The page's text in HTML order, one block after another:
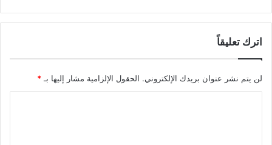
اترك تعليقاً
لن يتم نشر عنوان بريدك الإلكتروني. الحقول الإلزامية مشار إليها بـ*